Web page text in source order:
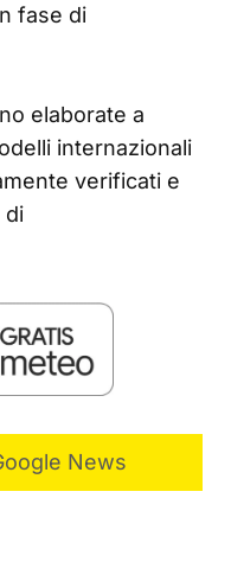
fase di
elaborate a
internazionali
verificati e
di
News